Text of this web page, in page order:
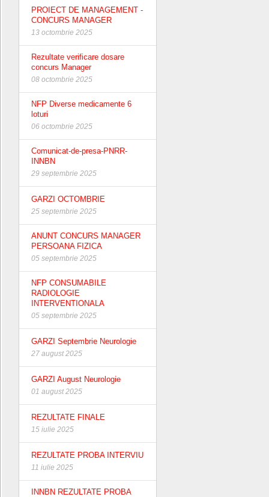
PROIECT DE MANAGEMENT -
CONCURS MANAGER
13 octombrie 2025
Rezultate verificare dosare
concurs Manager
08 octombrie 2025
NFP Diverse medicamente 6
loturi
06 octombrie 2025
Comunicat-de-presa-PNRR-
INNBN
29 septembrie 2025
GARZI OCTOMBRIE
25 septembrie 2025
ANUNT CONCURS MANAGER
PERSOANA FIZICA
05 septembrie 2025
NFP CONSUMABILE
RADIOLOGIE
INTERVENTIONALA
05 septembrie 2025
GARZI Septembrie Neurologie
27 august 2025
GARZI August Neurologie
01 august 2025
REZULTATE FINALE
15 iulie 2025
REZULTATE PROBA INTERVIU
11 iulie 2025
INNBN REZULTATE PROBA